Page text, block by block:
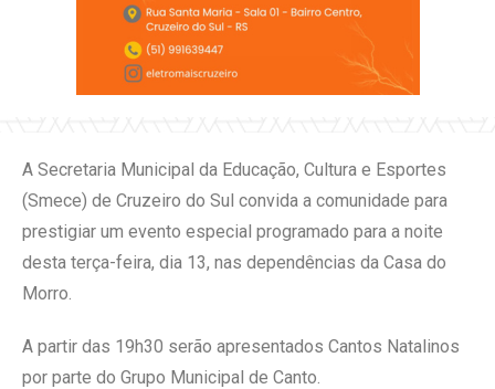
A Secretaria Municipal da Educação, Cultura e Esportes
(Smece) de Cruzeiro do Sul convida a comunidade para
prestigiar um evento especial programado para a noite
desta terça-feira, dia 13, nas dependências da Casa do
Morro.
A partir das 19h30 serão apresentados Cantos Natalinos
por parte do Grupo Municipal de Canto.